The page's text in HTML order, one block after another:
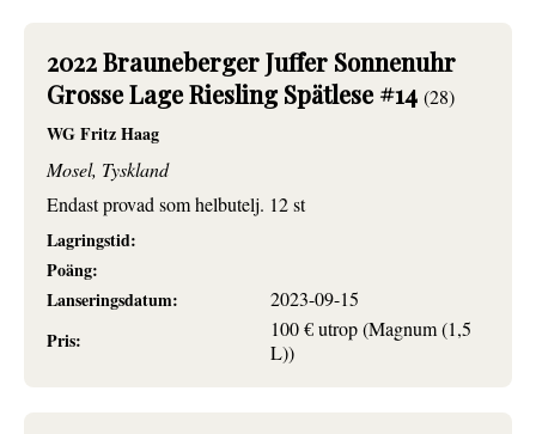
2022 Brauneberger Juffer Sonnenuhr
Grosse Lage Riesling Spätlese #14 (28)
WG Fritz Haag
Mosel, Tyskland
Endast provad som helbutelj. 12 st
Lagringstid:
Poäng:
Lanseringsdatum:
2023-09-15
Pris:
100 € utrop (Magnum (1,5
L))